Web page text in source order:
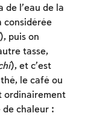
de l’eau de la
considérée
), puis on
tasse,
), et c’est
le café ou
ordinairement
de chaleur :